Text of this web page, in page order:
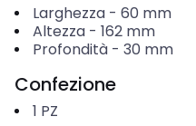
Larghezza- 60 mm
Altezza- 162 mm
Profondità- 30 mm
Confezione
1 PZ